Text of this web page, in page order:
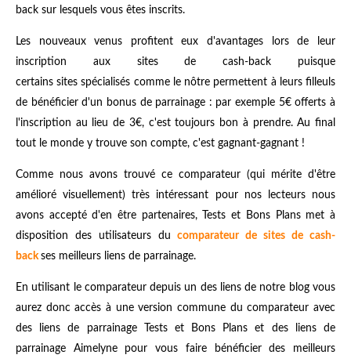
back sur lesquels vous êtes inscrits.
Les nouveaux venus profitent eux d'avantages lors de leur
inscription aux sites de cash-back puisque
certains sites spécialisés comme le nôtre permettent à leurs filleuls
de bénéficier d'un bonus de parrainage : par exemple 5€ offerts à
l'inscription au lieu de 3€, c'est toujours bon à prendre. Au final
tout le monde y trouve son compte, c'est gagnant-gagnant !
Comme nous avons trouvé ce comparateur (qui mérite d'être
amélioré visuellement) très intéressant pour nos lecteurs nous
avons accepté d'en être partenaires, Tests et Bons Plans met à
disposition des utilisateurs ducomparateur de sites de cash-
back ses meilleurs liens de parrainage.
En utilisant le comparateur depuis un des liens de notre blog vous
aurez donc accès à une version commune du comparateur avec
des liens de parrainage Tests et Bons Plans et des liens de
parrainage Aimelyne pour vous faire bénéficier des meilleurs